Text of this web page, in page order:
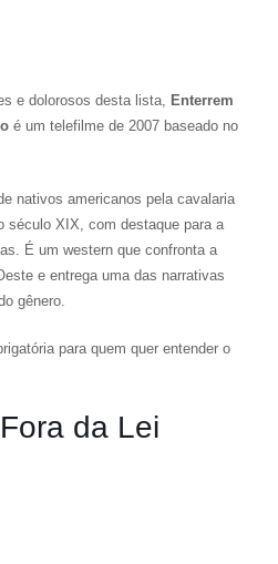
e dolorosos desta lista, Enterrem
é um telefilme de 2007 baseado no
nativos americanos pela cavalaria
século XIX, com destaque para a
É um western que confronta a
e entrega uma das narrativas
gênero.
para quem quer entender o
da Lei